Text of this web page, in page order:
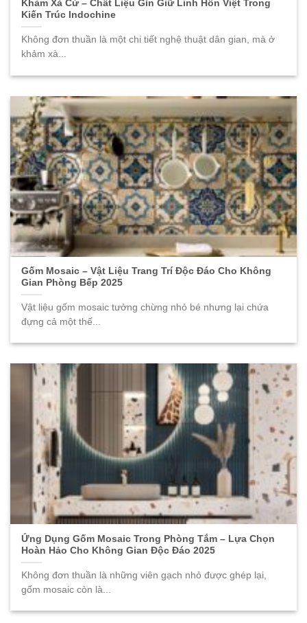
Khảm Xà Cừ – Chất Liệu Gìn Giữ Linh Hồn Việt Trong
Kiến Trúc Indochine
Không đơn thuần là một chi tiết nghệ thuật dân gian, mà ở
khảm xà...
Gốm Mosaic – Vật Liệu Trang Trí Độc Đáo Cho Không
Gian Phòng Bếp 2025
Vật liệu gốm mosaic tưởng chừng nhỏ bé nhưng lại chứa
đựng cả một thế...
Ứng Dụng Gốm Mosaic Trong Phòng Tắm – Lựa Chọn
Hoàn Hảo Cho Không Gian Độc Đáo 2025
Không đơn thuần là những viên gạch nhỏ được ghép lại,
gốm mosaic còn là...